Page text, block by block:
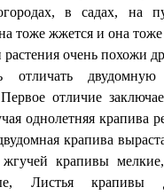
в садах, на
тоже жжется и она
очень похожи
отличать
отличие
однолетняя крапива
крапива
крапивы
Листья крапивы